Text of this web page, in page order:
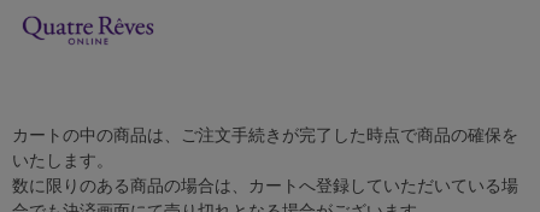
カートの中の商品は、ご注文手続きが完了した時点で商品の確保を
いたします。
数に限りのある商品の場合は、カートへ登録していただいている場